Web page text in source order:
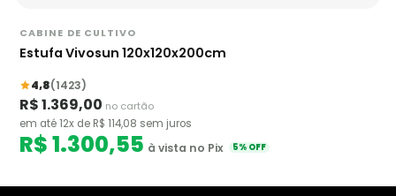
CABINE DE CULTIVO
Estufa Vivosun 120x120x200cm
4,8(1423)
R$ 1.369,00 no cartão
em até 12x de R$ 114,08 sem juros
R$ 1.300,55 à vista no Pix 5% OFF